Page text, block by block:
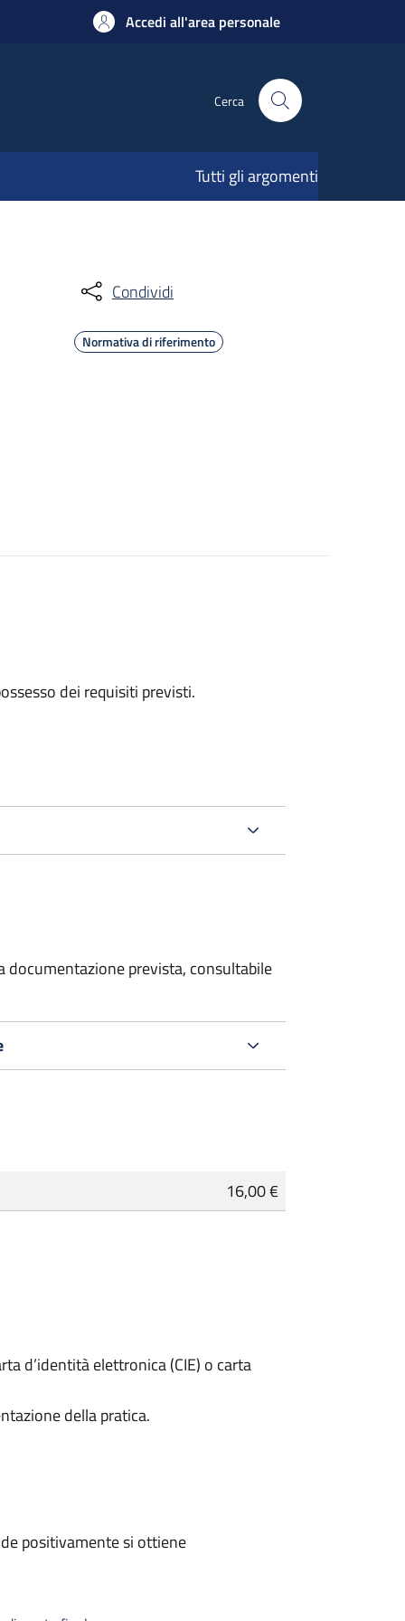
Accedi all'area personale
Cerca
Tutti gli argomenti
Condividi
Normativa di riferimento
dei requisiti previsti.
prevista, consultabile
16,00 €
d’identità elettronica (CIE) o carta
della pratica.
positivamente si ottiene